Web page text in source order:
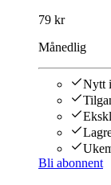
79 kr
Månedlig
Nytt
Bli abonnent